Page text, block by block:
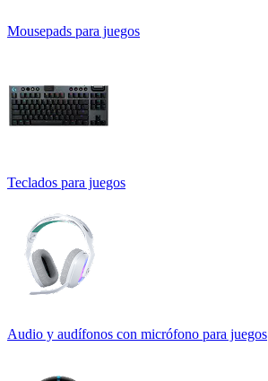
Mousepads para juegos
Teclados para juegos
Audio y audífonos con micrófono para juegos